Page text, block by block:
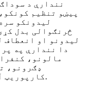
پیښو تنظیم
لیدونکو
څرنګوالی بدل
لیدونو او انعطاف
دا نندارې په
مالونو،
ډګرونو،
کارپوریټ آف... کې کارول کیږي.